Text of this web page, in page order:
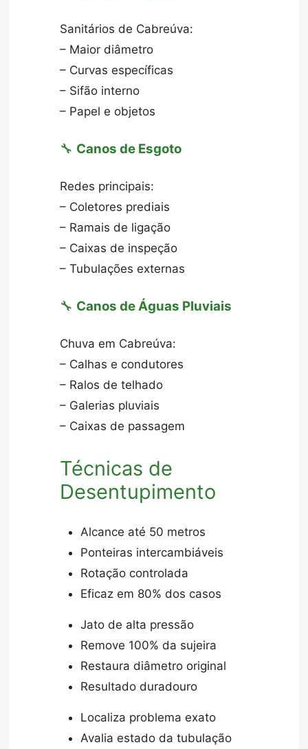
Sanitários de Cabreúva:
– Maior diâmetro
– Curvas específicas
– Sifão interno
– Papel e objetos
🔧 Canos de Esgoto
Redes principais:
– Coletores prediais
– Ramais de ligação
– Caixas de inspeção
– Tubulações externas
🔧 Canos de Águas Pluviais
Chuva em Cabreúva:
– Calhas e condutores
– Ralos de telhado
– Galerias pluviais
– Caixas de passagem
Técnicas de
Desentupimento
Alcance até 50 metros
Ponteiras intercambiáveis
Rotação controlada
Eficaz em 80% dos casos
Jato de alta pressão
Remove 100% da sujeira
Restaura diâmetro original
Resultado duradouro
Localiza problema exato
Avalia estado da tubulação